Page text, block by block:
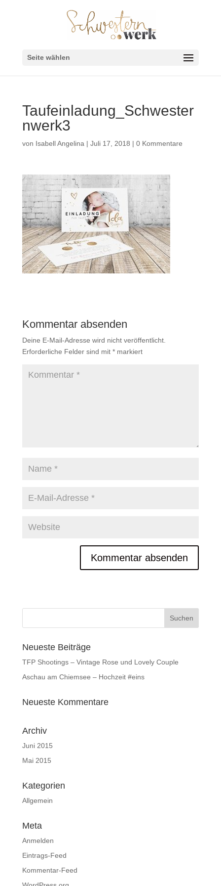
Seite wählen
Taufeinladung_Schwester
nwerk3
von Isabell Angelina | Juli 17, 2018 | 0 Kommentare
Kommentar absenden
Deine E-Mail-Adresse wird nicht veröffentlicht.
Erforderliche Felder sind mit *markiert
Neueste Beiträge
TFP Shootings – Vintage Rose und Lovely Couple
Aschau am Chiemsee – Hochzeit #eins
Neueste Kommentare
Archiv
Juni 2015
Mai 2015
Kategorien
Allgemein
Meta
Anmelden
Eintrags-Feed
Kommentar-Feed